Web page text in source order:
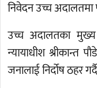
निवेदन उच्च अदालतमा
उच्च अदालतका
न्यायाधीश श्रीकान्त
जनालाई निर्दोष ठहर